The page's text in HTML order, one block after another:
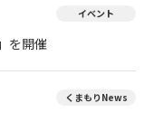
イベント
を開催
くまもりNews